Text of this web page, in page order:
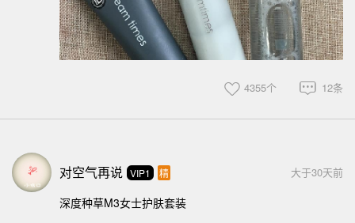
12条
4355个
对空气再说 VIP1 精 大于30天前
深度种草M3女士护肤套装